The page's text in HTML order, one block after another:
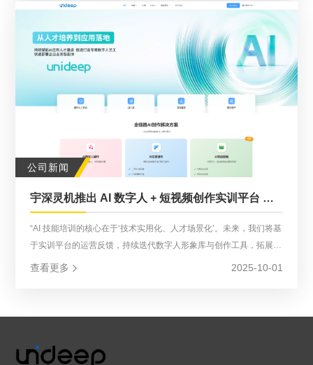
公司新闻
宇深灵机推出 AI 数字人 + 短视频创作实训平台 赋能人工智能技能培训产教融合新实践
“AI 技能培训的核心在于‘技术实用化、人才场景化’。未来，我们将基
于实训平台的运营反馈，持续迭代数字人形象库与创作工具，拓展工
业数字人、医疗虚拟助手等垂直领域实训场景；同时深化与全国更多
查看更多 2025-10-01